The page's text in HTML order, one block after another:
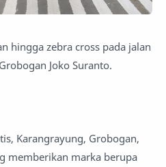
hingga zebra cross pada jalan
Joko Suranto.
Karangrayung, Grobogan,
memberikan marka berupa